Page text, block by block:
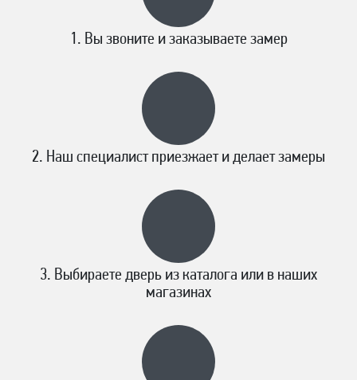
Вы звоните и заказываете замер
Наш специалист приезжает и делает замеры
Выбираете дверь из каталога или в наших
магазинах